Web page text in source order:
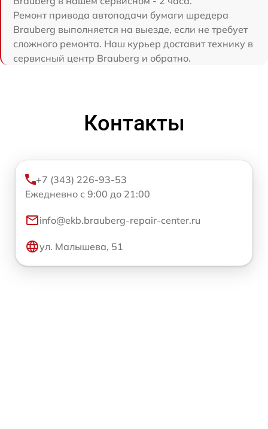
Ремонт привода автоподачи бумаги шредера
Brauberg выполняется на выезде, если не требует
сложного ремонта. Наш курьер доставит технику в
сервисный центр Brauberg и обратно.
Контакты
+7 (343) 226-93-53
Ежедневно с 9:00 до 21:00
info@ekb.brauberg-repair-center.ru
ул. Малышева, 51